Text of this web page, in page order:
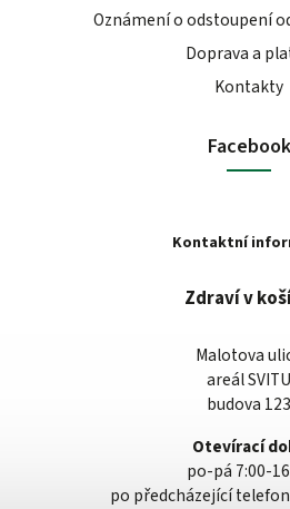
Oznámení o odstoupení
Doprava a
Kontakty
Facebook
Kontaktní
Zdraví v
Malotova
areál SVITU
budova 123
Otevírací
po-pá 7:00-
po předcházející